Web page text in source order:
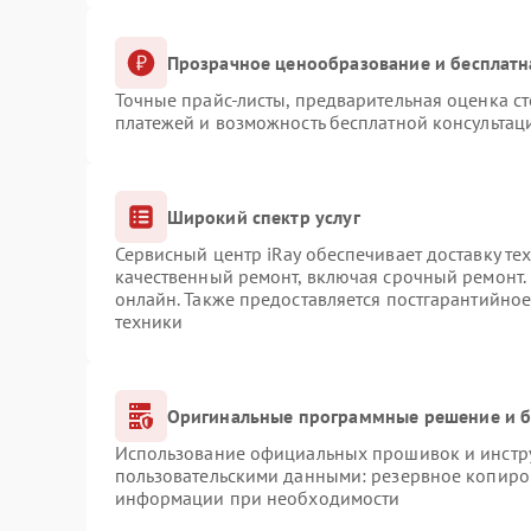
Прозрачное ценообразование и
Точные прайс-листы, предварительная оценка
платежей и возможность бесплатной
Широкий спектр услуг
Сервисный центр iRay обеспечивает доставку
качественный ремонт, включая срочный ремонт.
онлайн. Также предоставляется
техники
Оригинальные программные решение и
Использование официальных прошивок и
пользовательскими данными: резервное
информации при необходимости